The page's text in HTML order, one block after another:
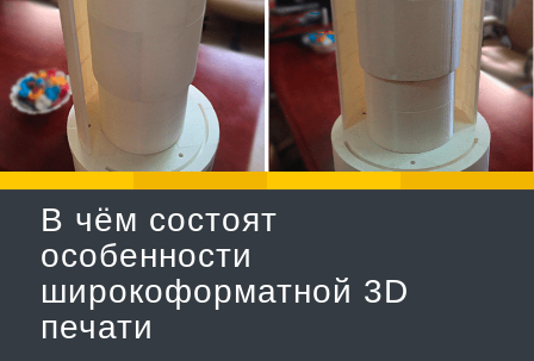
В чём состоят
особенности
широкоформатной 3D
печати